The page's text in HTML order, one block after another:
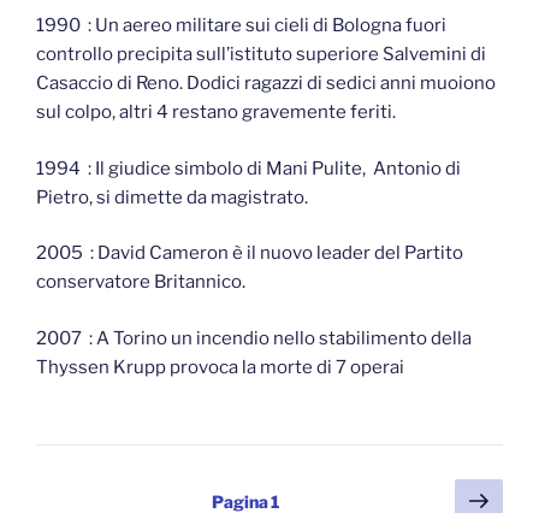
1990 : Un aereo militare sui cieli di Bologna fuori
controllo precipita sull’istituto superiore Salvemini di
Casaccio di Reno. Dodici ragazzi di sedici anni muoiono
sul colpo, altri 4 restano gravemente feriti.
1994 : Il giudice simbolo di Mani Pulite, Antonio di
Pietro, si dimette da magistrato.
2005 : David Cameron è il nuovo leader del Partito
conservatore Britannico.
2007 : A Torino un incendio nello stabilimento della
Thyssen Krupp provoca la morte di 7 operai
Pagina1